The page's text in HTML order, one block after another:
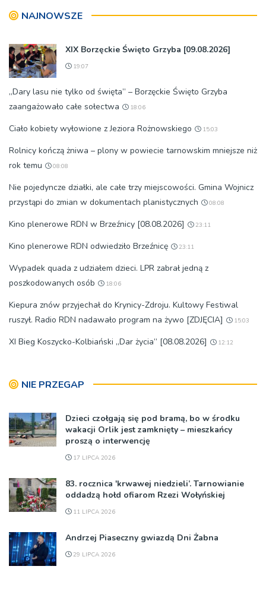
NAJNOWSZE
XIX Borzęckie Święto Grzyba [09.08.2026]
19:07
„Dary lasu nie tylko od święta” – Borzęckie Święto Grzyba
zaangażowało całe sołectwa
18:06
Ciało kobiety wyłowione z Jeziora Rożnowskiego 15:03
Rolnicy kończą żniwa – plony w powiecie tarnowskim mniejsze niż
rok temu
08:08
Nie pojedyncze działki, ale całe trzy miejscowości. Gmina Wojnicz
przystąpi do zmian w dokumentach planistycznych
08:08
Kino plenerowe RDN w Brzeźnicy [08.08.2026] 23:11
Kino plenerowe RDN odwiedziło Brzeźnicę 23:11
Wypadek quada z udziałem dzieci. LPR zabrał jedną z
poszkodowanych osób
18:06
Kiepura znów przyjechał do Krynicy-Zdroju. Kultowy Festiwal
ruszył. Radio RDN nadawało program na żywo [ZDJĘCIA]
15:03
XI Bieg Koszycko-Kolbiański „Dar życia” [08.08.2026] 12:12
NIE PRZEGAP
Dzieci czołgają się pod bramą, bo w środku
wakacji Orlik jest zamknięty – mieszkańcy
proszą o interwencję
17 LIPCA 2026
83. rocznica 'krwawej niedzieli’. Tarnowianie
oddadzą hołd ofiarom Rzezi Wołyńskiej
11 LIPCA 2026
Andrzej Piaseczny gwiazdą Dni Żabna
29 LIPCA 2026